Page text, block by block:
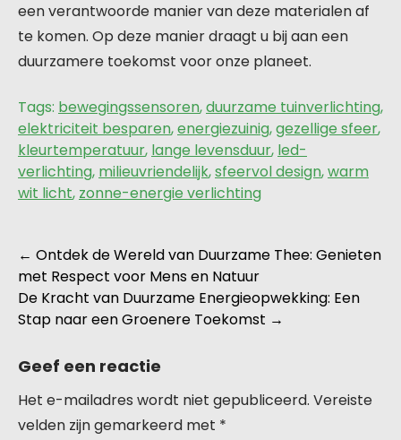
een verantwoorde manier van deze materialen af
te komen. Op deze manier draagt u bij aan een
duurzamere toekomst voor onze planeet.
Tags: bewegingssensoren,duurzame tuinverlichting,
elektriciteit besparen,energiezuinig,gezellige sfeer,
kleurtemperatuur, lange levensduur, led-
verlichting, milieuvriendelijk,sfeervol design,warm
wit licht, zonne-energie verlichting
Berichtnavigatie
← Ontdek de Wereld van Duurzame Thee: Genieten
met Respect voor Mens en Natuur
De Kracht van Duurzame Energieopwekking: Een
Stap naar een Groenere Toekomst →
Geef een reactie
Het e-mailadres wordt niet gepubliceerd. Vereiste
velden zijn gemarkeerd met *